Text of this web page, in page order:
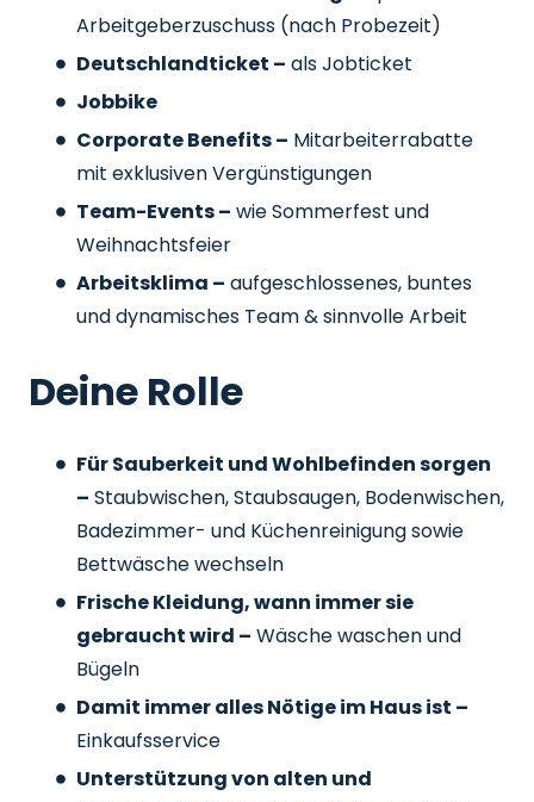
Arbeitgeberzuschuss (nach Probezeit)
Deutschlandticket – als Jobticket
Jobbike
Corporate Benefits – Mitarbeiterrabatte
mit exklusiven Vergünstigungen
Team-Events – wie Sommerfest und
Weihnachtsfeier
Arbeitsklima – aufgeschlossenes, buntes
und dynamisches Team & sinnvolle Arbeit
Deine Rolle
Für Sauberkeit und Wohlbefinden sorgen
– Staubwischen, Staubsaugen, Bodenwischen,
Badezimmer- und Küchenreinigung sowie
Bettwäsche wechseln
Frische Kleidung, wann immer sie
gebraucht wird – Wäsche waschen und
Bügeln
Damit immer alles Nötige im Haus ist –
Einkaufsservice
Unterstützung von alten und